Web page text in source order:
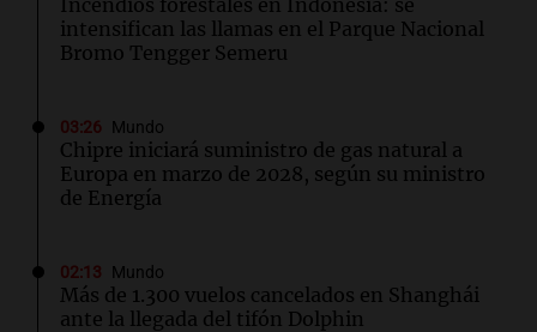
intensifican las llamas en el Parque Nacional
Bromo Tengger Semeru
03:26 Mundo
Chipre iniciará suministro de gas natural a
Europa en marzo de 2028, según su ministro
de Energía
02:13 Mundo
Más de 1.300 vuelos cancelados en Shanghái
ante la llegada del tifón Dolphin